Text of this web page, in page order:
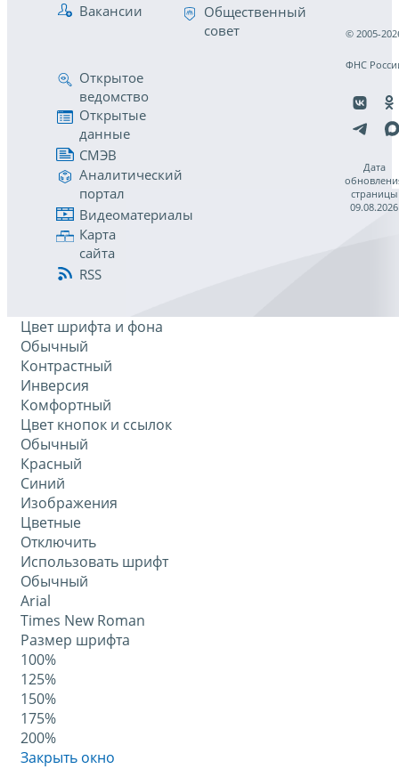
Вакансии
Общественный
совет
Открытое
ведомство
Открытые
данные
СМЭВ
Аналитический
портал
Видеоматериалы
Карта
сайта
RSS
© 2005-
ФНС
Дата
страницы
09.08.2026
Цвет шрифта и фона
Обычный
Контрастный
Инверсия
Комфортный
Цвет кнопок и ссылок
Обычный
Красный
Синий
Изображения
Цветные
Отключить
Использовать шрифт
Обычный
Arial
Times New Roman
Размер шрифта
100%
125%
150%
175%
200%
Закрыть окно